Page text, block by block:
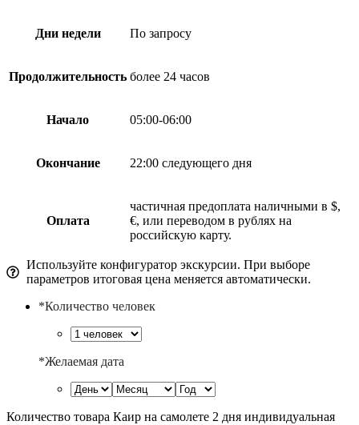
Дни недели По запросу
Продолжительность более 24 часов
Начало 05:00-06:00
Окончание 22:00 следующего дня
Оплата
частичная предоплата наличными в $,
€, или переводом в рублях на
российскую карту.
Используйте конфигуратор экскурсии. При выборе
параметров итоговая цена меняется автоматически.
*Количество человек
*Желаемая дата
Количество товара Каир на самолете 2 дня индивидуальная